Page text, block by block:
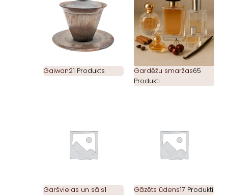
Gaiwan21 Produkts Gardēžu smaržas65
Produkti
Garšvielas un sāls1
Gāzēts ūdens17 Produkti